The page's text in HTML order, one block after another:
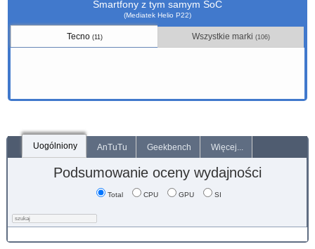
Smartfony z tym samym SoC
(Mediatek Helio P22)
Tecno (11) Wszystkie marki(106)
Uogólniony AnTuTu Geekbench Więcej...
Podsumowanie oceny wydajności
Total CPU GPU SI